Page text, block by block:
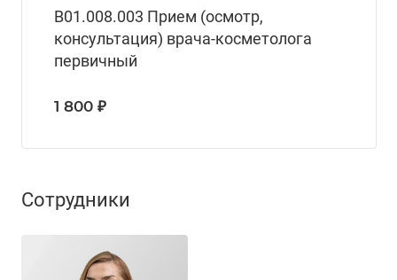
B01.008.003 Прием (осмотр,
консультация) врача-косметолога
первичный
1 800 ₽
Сотрудники